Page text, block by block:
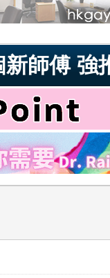
師傅 強